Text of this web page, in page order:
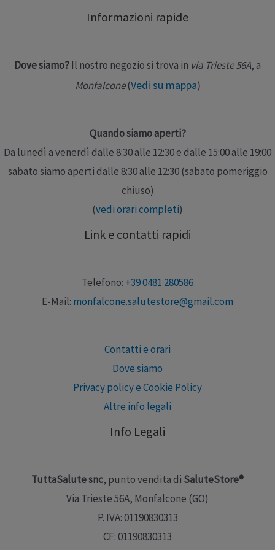
ossigenoterapia. Display a colori LCD a luminosità
Informazioni rapide
Dove siamo?Il nostro negozio si trova in via Trieste 56A, a
Monfalcone(Vedi su mappa)
Quando siamo aperti?
Da lunedì a venerdì dalle 8:30 alle 12:30 e dalle 15:00 alle 19:00
sabato siamo aperti dalle 8:30 alle 12:30 (sabato pomeriggio
chiuso)
(vedi orari completi)
Link e contatti rapidi
Telefono: +39 0481 280586
E-Mail: monfalcone.salutestore@gmail.com
Contatti e orari
Dove siamo
Privacy policy e Cookie Policy
Altre info legali
Info Legali
TuttaSalute snc, punto vendita di SaluteStore®
Via Trieste 56A, Monfalcone (GO)
P. IVA: 01190830313
CF: 01190830313